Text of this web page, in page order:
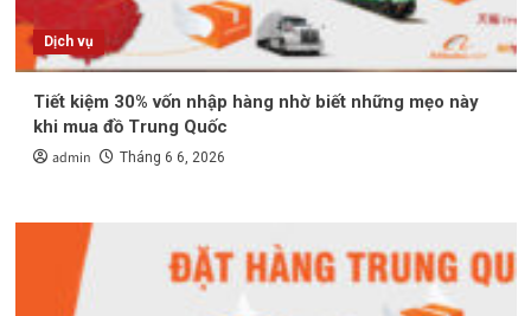
Dịch vụ
Tiết kiệm 30% vốn nhập hàng nhờ biết những mẹo này
khi mua đồ Trung Quốc
admin Tháng 6 6, 2026